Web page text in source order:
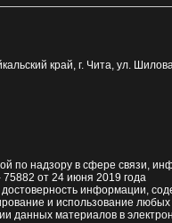
край, г. Чита, ул.
по надзору в сфере связи,
от 24 июня 2019 года
достоверность информации,
и использование
данных материалов в